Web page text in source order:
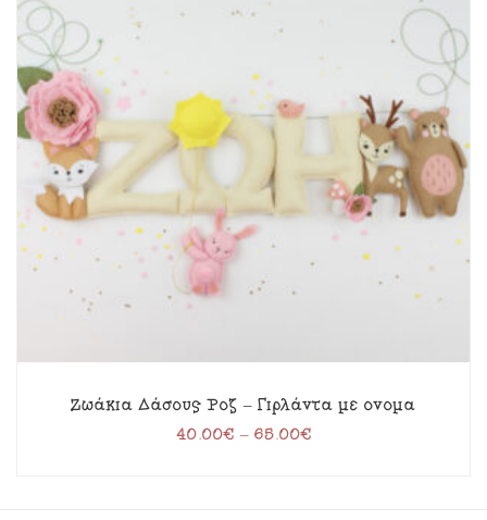
Ζωάκια Δάσους Ροζ – Γιρλάντα με όνομα
40.00€ – 65.00€